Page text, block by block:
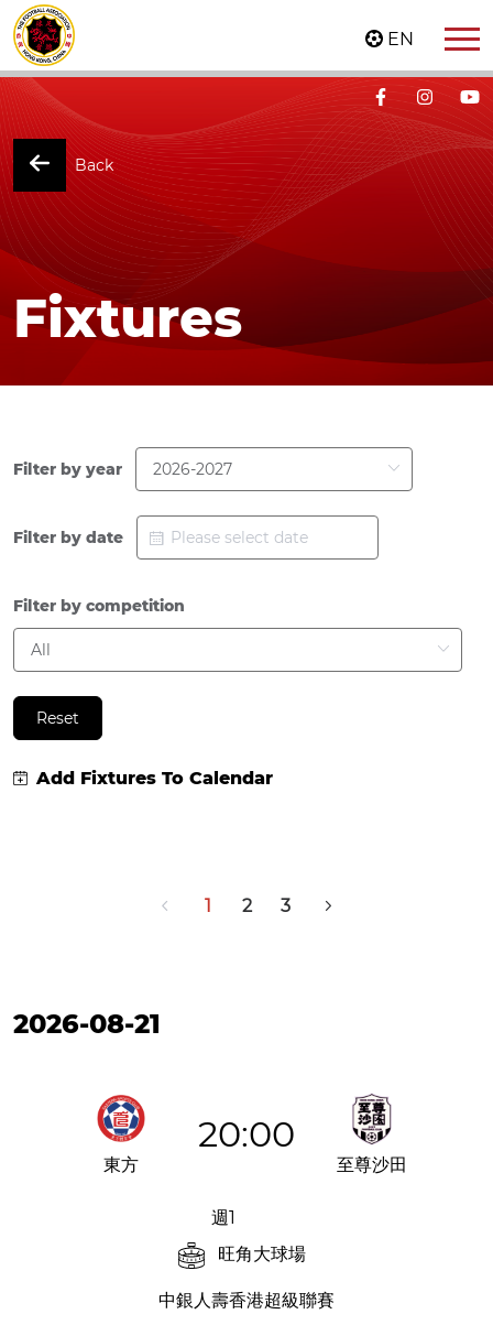
EN
Back
Fixtures
Filter by year
Filter by date
Filter by competition
Reset
Add Fixtures To Calendar
1 2 3
2026-08-21
20:00
東方 至尊沙田
週1
旺角大球場
中銀人壽香港超級聯賽